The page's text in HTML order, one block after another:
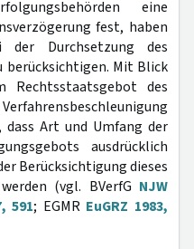
eine
fest, haben
Durchsetzung des
berücksichtigen. Mit Blick
Rechtsstaatsgebot des
Art und Umfang der
ausdrücklich
Berücksichtigung dieses
(vgl. BVerfG NJW
591; EGMR EuGRZ 1983,